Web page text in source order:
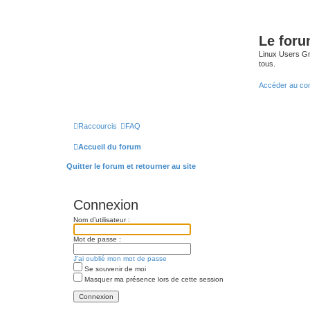
Le
Linux Users
tous.
Accéder au
Raccourcis FAQ
Accueil du forum
Quitter le forum et retourner au site
Connexion
Nom d’utilisateur :
Mot de passe :
J’ai oublié mon mot de passe
Se souvenir de moi
Masquer ma présence lors de cette session